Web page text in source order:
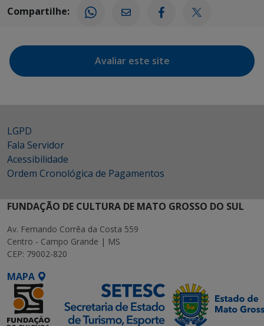
Compartilhe:
Avaliar este site
LGPD
Fala Servidor
Acessibilidade
Ordem Cronológica de Pagamentos
FUNDAÇÃO DE CULTURA DE MATO GROSSO DO SUL
Av. Fernando Corrêa da Costa 559
Centro - Campo Grande | MS
CEP: 79002-820
MAPA